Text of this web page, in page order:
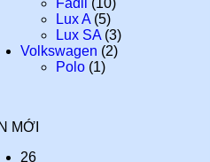
Fadil (10)
Lux A (5)
Lux SA (3)
Volkswagen (2)
Polo (1)
MỚI
26